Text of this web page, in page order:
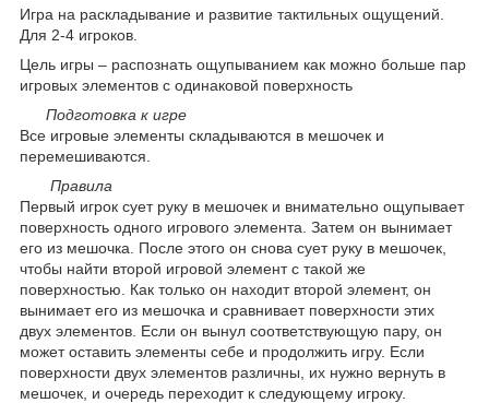
Игра на раскладывание и развитие тактильных ощущений.
Для 2-4 игроков.
Цель игры – распознать ощупыванием как можно больше пар
игровых элементов с одинаковой поверхность
Подготовка к игре
Все игровые элементы складываются в мешочек и
перемешиваются.
Правила
Первый игрок сует руку в мешочек и внимательно ощупывает
поверхность одного игрового элемента. Затем он вынимает
его из мешочка. После этого он снова сует руку в мешочек,
чтобы найти второй игровой элемент с такой же
поверхностью. Как только он находит второй элемент, он
вынимает его из мешочка и сравнивает поверхности этих
двух элементов. Если он вынул соответствующую пару, он
может оставить элементы себе и продолжить игру. Если
поверхности двух элементов различны, их нужно вернуть в
мешочек, и очередь переходит к следующему игроку.